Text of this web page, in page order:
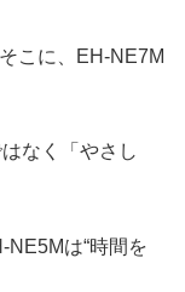
こに、EH-NE7M
なく「やさし
NE5Mは“時間を